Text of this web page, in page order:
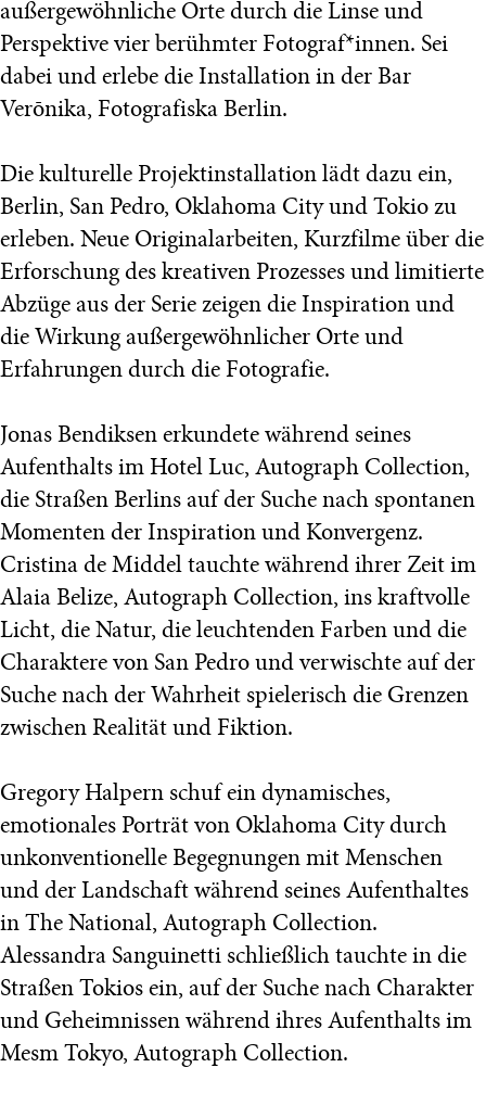
außergewöhnliche Orte durch die Linse und
Perspektive vier berühmter Fotograf*innen. Sei
dabei und erlebe die Installation in der Bar
Verōnika, Fotografiska Berlin.
Die kulturelle Projektinstallation lädt dazu ein,
Berlin, San Pedro, Oklahoma City und Tokio zu
erleben. Neue Originalarbeiten, Kurzfilme über die
Erforschung des kreativen Prozesses und limitierte
Abzüge aus der Serie zeigen die Inspiration und
die Wirkung außergewöhnlicher Orte und
Erfahrungen durch die Fotografie.
Jonas Bendiksen erkundete während seines
Aufenthalts im Hotel Luc, Autograph Collection,
die Straßen Berlins auf der Suche nach spontanen
Momenten der Inspiration und Konvergenz.
Cristina de Middel tauchte während ihrer Zeit im
Alaia Belize, Autograph Collection, ins kraftvolle
Licht, die Natur, die leuchtenden Farben und die
Charaktere von San Pedro und verwischte auf der
Suche nach der Wahrheit spielerisch die Grenzen
zwischen Realität und Fiktion.
Gregory Halpern schuf ein dynamisches,
emotionales Porträt von Oklahoma City durch
unkonventionelle Begegnungen mit Menschen
und der Landschaft während seines Aufenthaltes
in The National, Autograph Collection.
Alessandra Sanguinetti schließlich tauchte in die
Straßen Tokios ein, auf der Suche nach Charakter
und Geheimnissen während ihres Aufenthalts im
Mesm Tokyo, Autograph Collection.